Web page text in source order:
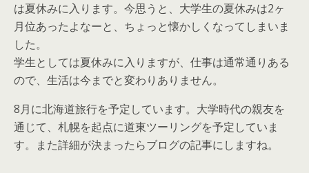
は夏休みに入ります。今思うと、大学生の夏休みは2ヶ
月位あったよなーと、ちょっと懐かしくなってしまいま
した。
学生としては夏休みに入りますが、仕事は通常通りある
ので、生活は今までと変わりありません。
8月に北海道旅行を予定しています。大学時代の親友を
通じて、札幌を起点に道東ツーリングを予定していま
す。また詳細が決まったらブログの記事にしますね。